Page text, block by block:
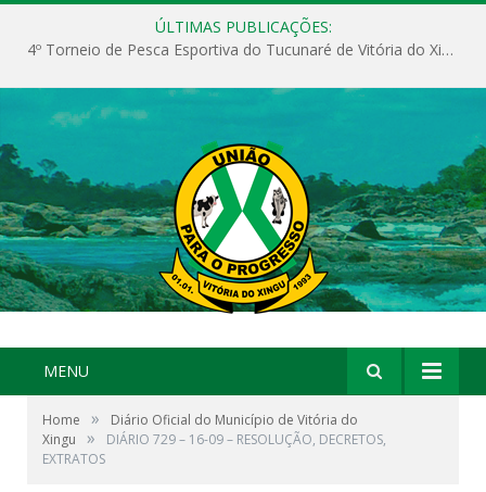
ÚLTIMAS PUBLICAÇÕES:
4º Torneio de Pesca Esportiva do Tucunaré de Vitória do Xingu
MENU
Home »
Diário Oficial do Município de Vitória do
Xingu
»
DIÁRIO 729 – 16-09 – RESOLUÇÃO, DECRETOS,
EXTRATOS